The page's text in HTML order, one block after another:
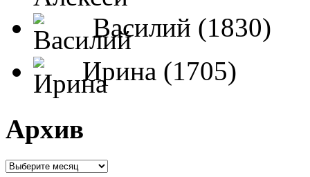
Василий (1830)
Ирина (1705)
Архив